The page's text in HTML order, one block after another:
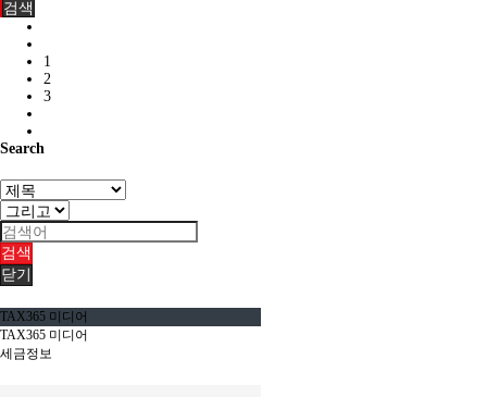
검색
1
2
3
Search
검색
닫기
TAX365 미디어
TAX365 미디어
세금정보